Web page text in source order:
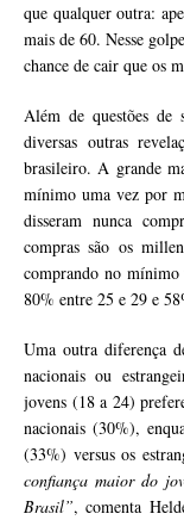
que qualquer outra:
mais de 60. Nesse
chance de cair que os
Além de questões de
diversas outras
brasileiro. A grande
mínimo uma vez por
disseram nunca
compras são os
comprando no
80% entre 25 e 29 e
Uma outra diferença
nacionais ou
jovens (18 a 24)
nacionais (30%),
(33%) versus os
confiança maior do
Brasil”, comenta